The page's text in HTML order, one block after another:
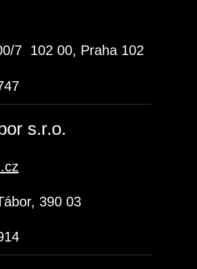
7 102 00, Praha 102
s.r.o.
390 03